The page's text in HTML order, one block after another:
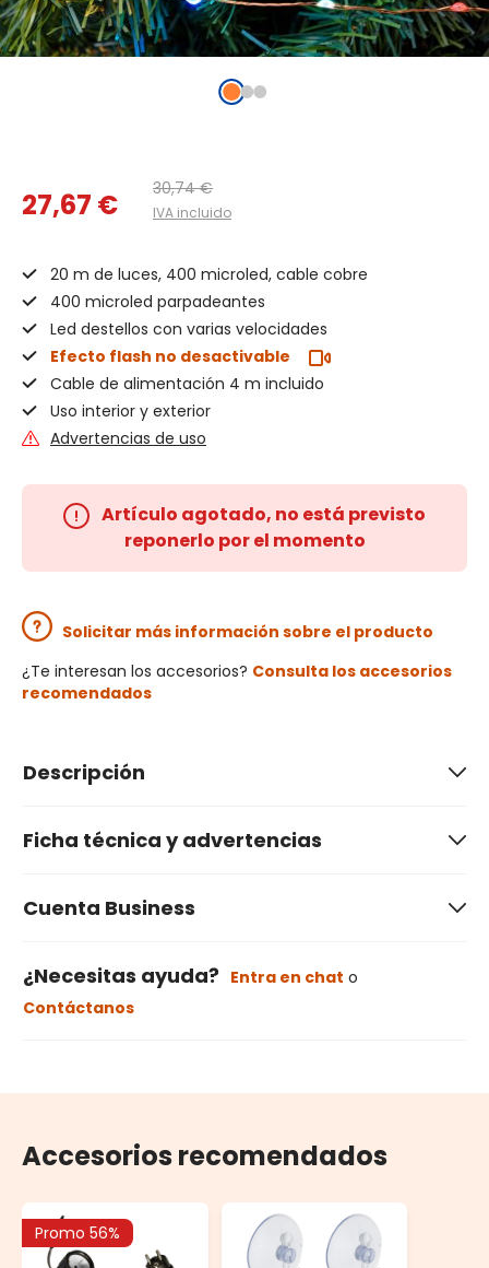
27,67 € 30,74 €
IVA incluido
20 m de luces, 400 microled, cable cobre
400 microled parpadeantes
Led destellos con varias velocidades
Efecto flash no desactivable
Cable de alimentación 4 m incluido
Uso interior y exterior
Advertencias de uso
Artículo agotado, no está previsto
reponerlo por el momento
Solicitar más información sobre el producto
¿Te interesan los accesorios? Consulta los accesorios
recomendados
Descripción
Ficha técnica y advertencias
Cuenta Business
¿Necesitas ayuda? Entra en chat o
Contáctanos
Accesorios recomendados
Promo 56%